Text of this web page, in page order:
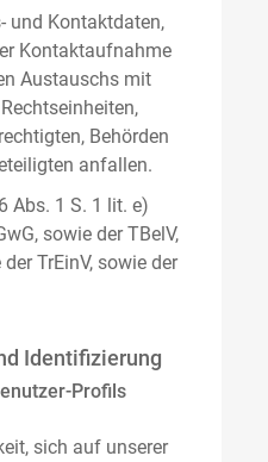
und Kontaktdaten,
Kontaktaufnahme
Austauschs mit
Behörden
anfallen.
Abs. 1 S. 1 lit. e)
sowie der TBelV,
TrEinV, sowie der
Identifizierung
Profils
sich auf unserer